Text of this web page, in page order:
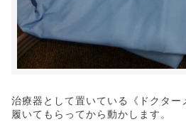
治療器として置いている《ドクター
履いてもらってから動かします。